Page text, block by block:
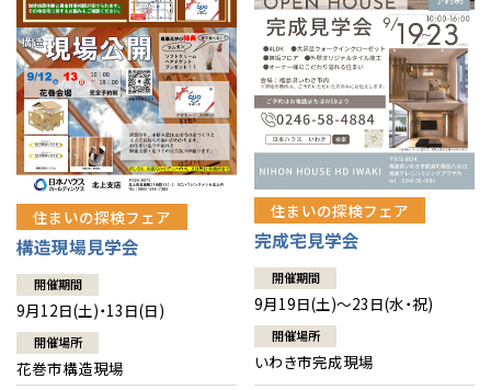
住まいの探検フェア
構造現場見学会
開催期間
9月12日(土)・13日(日)
開催場所
花巻市構造現場
住まいの探検フェア
完成宅見学会
開催期間
9月19日(土)～23日(水・祝)
開催場所
いわき市完成現場